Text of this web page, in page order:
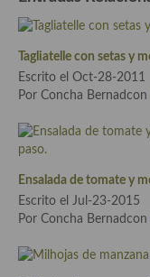
Cocina de Egipto
Cocina Japonesa
Tagliatelle con setas y
Escrito el Oct-28-2011
Por Concha Bernadcon
Ensalada de tomate y
Escrito el Jul-23-2015
Por Concha Bernadcon